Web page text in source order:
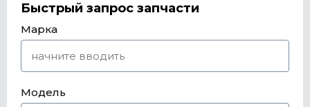
Быстрый запрос запчасти
Марка
Модель